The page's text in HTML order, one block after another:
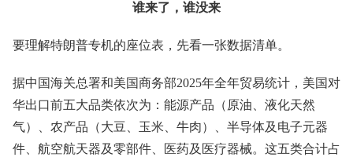
谁来了，谁没来
要理解特朗普专机的座位表，先看一张数据清单。
据中国海关总署和美国商务部2025年全年贸易统计，美国对
华出口前五大品类依次为：能源产品（原油、液化天然
气）、农产品（大豆、玉米、牛肉）、半导体及电子元器
件、航空航天器及零部件、医药及医疗器械。这五类合计占